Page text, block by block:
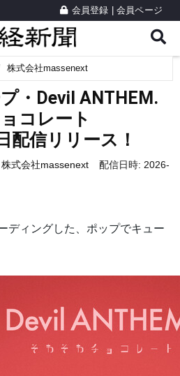
会員登録 会員ページ
株式会社massenext
・Devil ANTHEM.
コレート
配信リリース！
株式会社massenext
配信日時: 2026-
ディングした、ポップでキュー